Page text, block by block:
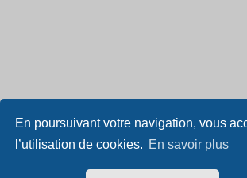
En poursuivant votre navigation, vous
l’utilisation de cookies. En savoir plus